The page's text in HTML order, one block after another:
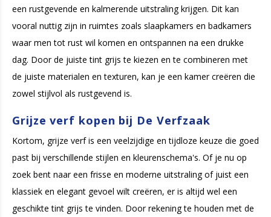
een rustgevende en kalmerende uitstraling krijgen. Dit kan
vooral nuttig zijn in ruimtes zoals slaapkamers en badkamers
waar men tot rust wil komen en ontspannen na een drukke
dag. Door de juiste tint grijs te kiezen en te combineren met
de juiste materialen en texturen, kan je een kamer creëren die
zowel stijlvol als rustgevend is.
Grijze verf kopen bij De Verfzaak
Kortom, grijze verf is een veelzijdige en tijdloze keuze die goed
past bij verschillende stijlen en kleurenschema's. Of je nu op
zoek bent naar een frisse en moderne uitstraling of juist een
klassiek en elegant gevoel wilt creëren, er is altijd wel een
geschikte tint grijs te vinden. Door rekening te houden met de